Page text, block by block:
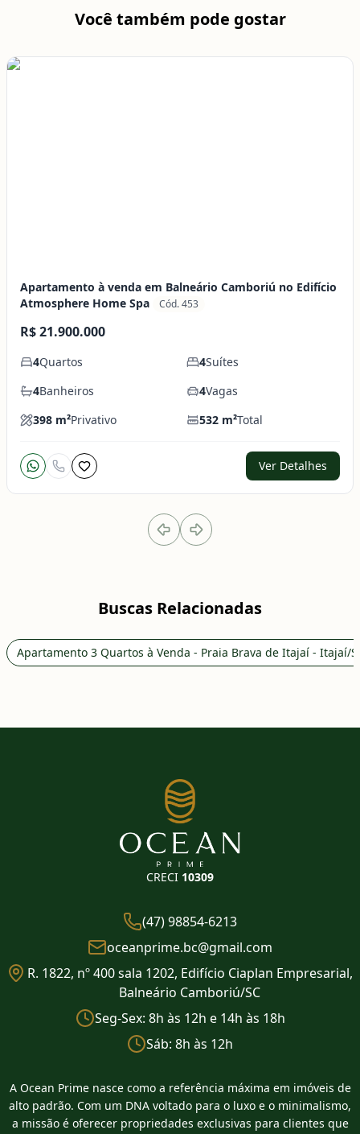
Você também pode gostar
Apartamento à venda em Balneário Camboriú no Edifício
Atmosphere Home Spa
Cód. 453
R$ 21.900.000
4Quartos 4Suítes
4Banheiros 4Vagas
398 m²Privativo 532 m²Total
Ver Detalhes
Buscas Relacionadas
Apartamento 3 Quartos à Venda - Praia Brava de Itajaí - Itajaí/
CRECI 10309
(47) 98854-6213
oceanprime.bc@gmail.com
R. 1822, nº 400 sala 1202, Edifício Ciaplan Empresarial,
Balneário Camboriú/SC
Seg-Sex: 8h às 12h e 14h às 18h
Sáb: 8h às 12h
A Ocean Prime nasce como a referência máxima em imóveis de
alto padrão. Com um DNA voltado para o luxo e o minimalismo,
a missão é oferecer propriedades exclusivas para clientes que